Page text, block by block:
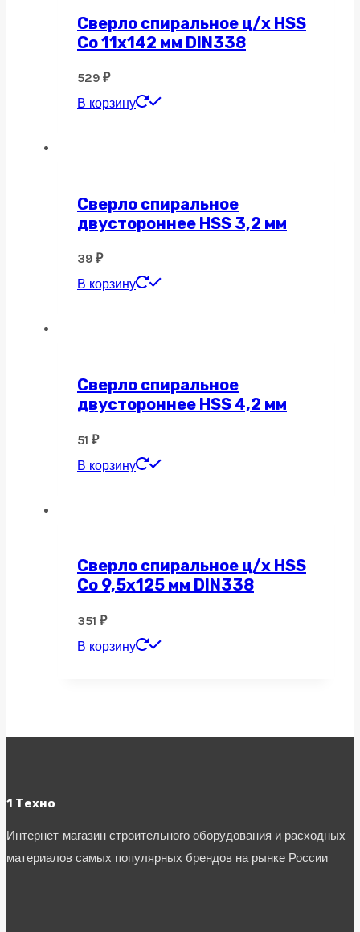
Сверло спиральное ц/х HSS
Co 11х142 мм DIN338
529 ₽
В корзину
Сверло спиральное
двустороннее HSS 3,2 мм
39 ₽
В корзину
Сверло спиральное
двустороннее HSS 4,2 мм
51 ₽
В корзину
Сверло спиральное ц/х HSS
Co 9,5х125 мм DIN338
351 ₽
В корзину
1 Техно
Интернет-магазин строительного оборудования и расходных
материалов самых популярных брендов на рынке России